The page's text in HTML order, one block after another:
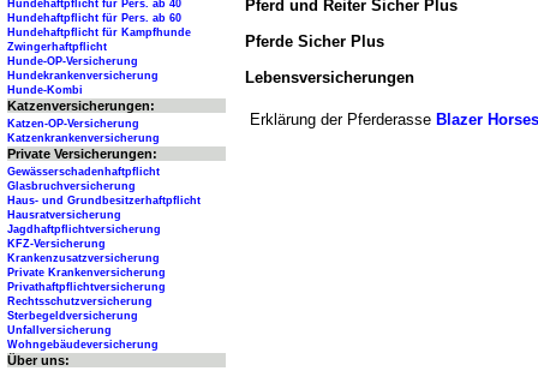
Pferd und Reiter Sicher Plus
Pferde Sicher Plus
Lebensversicherungen
Erklärung der Pferderasse Blazer Horses
Hundehaftpflicht für Pers. ab 40
Hundehaftpflicht für Pers. ab 60
Hundehaftpflicht für Kampfhunde
Zwingerhaftpflicht
Hunde-OP-Versicherung
Hundekrankenversicherung
Hunde-Kombi
Katzenversicherungen:
Katzen-OP-Versicherung
Katzenkrankenversicherung
Private Versicherungen:
Gewässerschadenhaftpflicht
Glasbruchversicherung
Haus- und Grundbesitzerhaftpflicht
Hausratversicherung
Jagdhaftpflichtversicherung
KFZ-Versicherung
Krankenzusatzversicherung
Private Krankenversicherung
Privathaftpflichtversicherung
Rechtsschutzversicherung
Sterbegeldversicherung
Unfallversicherung
Wohngebäudeversicherung
Über uns: